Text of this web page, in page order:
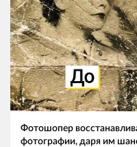
Фотошопер
фотографии, даря им